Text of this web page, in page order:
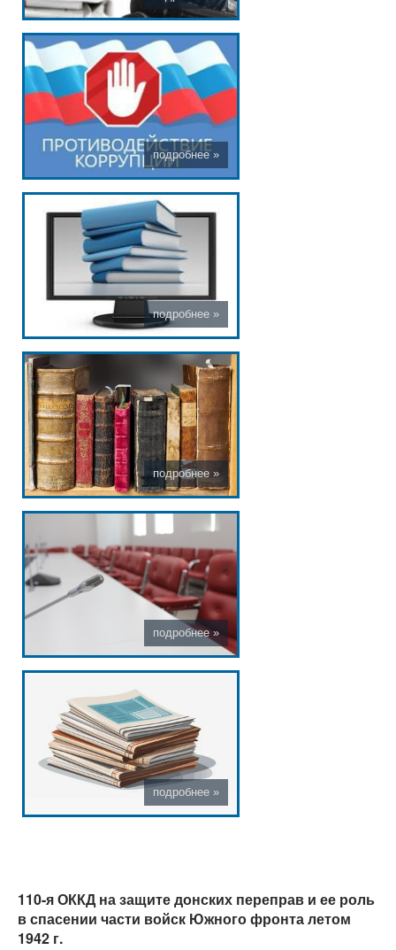
110-я ОККД на защите донских переправ и ее роль
в спасении части войск Южного фронта летом
1942 г.